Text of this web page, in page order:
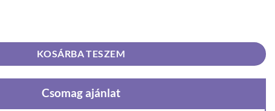
dezodor spray 150 ml mennyiség
KOSÁRBA TESZEM
Csomag ajánlat